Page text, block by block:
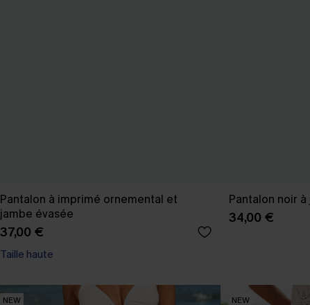
Pantalon à imprimé ornemental et
jambe évasée
37,00 €
Taille haute
Pantalon noir
34,00 €
NEW NEW